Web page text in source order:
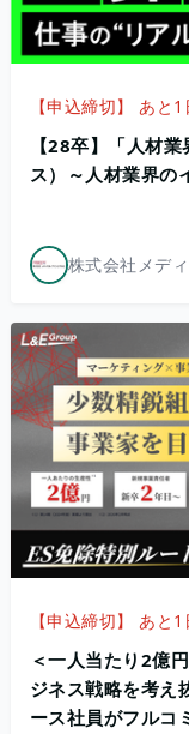
【申込締切】 あと1
【28卒】「人材
ス）～人材業界の
株式会社メデ
【申込締切】 あと1
＜一人当たり2億
ジネス戦略を考
ース社員がフル